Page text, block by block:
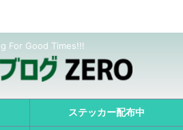
For Good Times!!!
ステッカー配布中